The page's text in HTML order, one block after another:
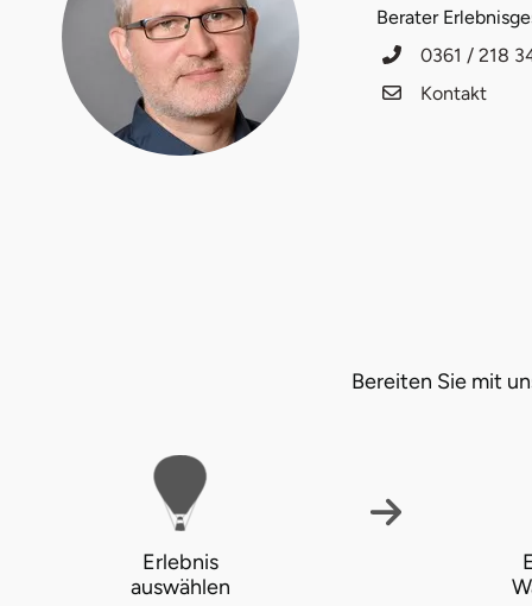
Berater
0361 / 218
Kontakt
Bereiten Sie mit
Erlebnis
auswählen
Fulda
Fürstenfeldbruck